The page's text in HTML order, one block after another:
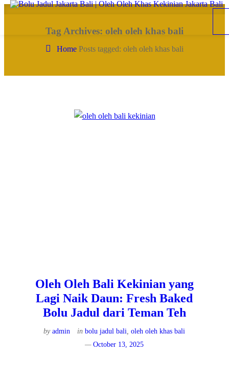
Tag Archives: oleh oleh khas bali
Home Posts tagged: oleh oleh khas bali
Oleh Oleh Bali Kekinian yang
Lagi Naik Daun: Fresh Baked
Bolu Jadul dari Teman Teh
byadmin inbolu jadul bali,oleh oleh khas bali
October 13, 2025